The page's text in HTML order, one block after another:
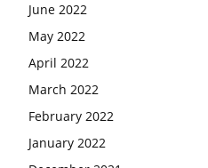
June 2022
May 2022
April 2022
March 2022
February 2022
January 2022